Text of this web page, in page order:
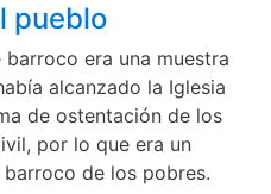
pueblo
era una muestra
alcanzado la Iglesia
de ostentación de los
por lo que era un
de los pobres.